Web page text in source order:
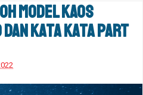
Model Kaos
dan Kata Kata Part